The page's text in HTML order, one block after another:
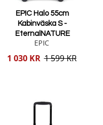
EPIC Halo 55cm
Kabinväska S -
EternalNATURE
EPIC
Reducerat
1 030 KR 1 599 KR